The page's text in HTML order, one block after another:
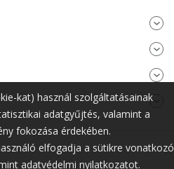
kat) használ szolgáltatásainak
adatgyűjtés, valamint a
fokozása érdekében.
elfogadja a sütikre vonatkozó
adatvédelmi nyilatkozatot.